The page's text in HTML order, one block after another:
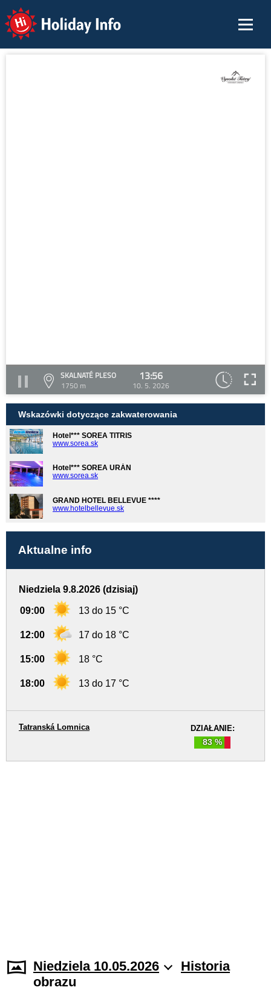
Holiday Info
SKALNATÉ PLESO
1750 m
13:56
10. 5. 2026
Wskazówki dotyczące zakwaterowania
Hotel*** SOREA TITRIS
www.sorea.sk
Hotel*** SOREA URÁN
www.sorea.sk
GRAND HOTEL BELLEVUE ****
www.hotelbellevue.sk
Aktualne info
Niedziela 9.8.2026 (dzisiaj)
09:00 13 do 15 °C
12:00 17 do 18 °C
15:00 18 °C
18:00 13 do 17 °C
DZIAŁANIE:
83 %
Tatranská Lomnica
Niedziela 10.05.2026
Historia
obrazu